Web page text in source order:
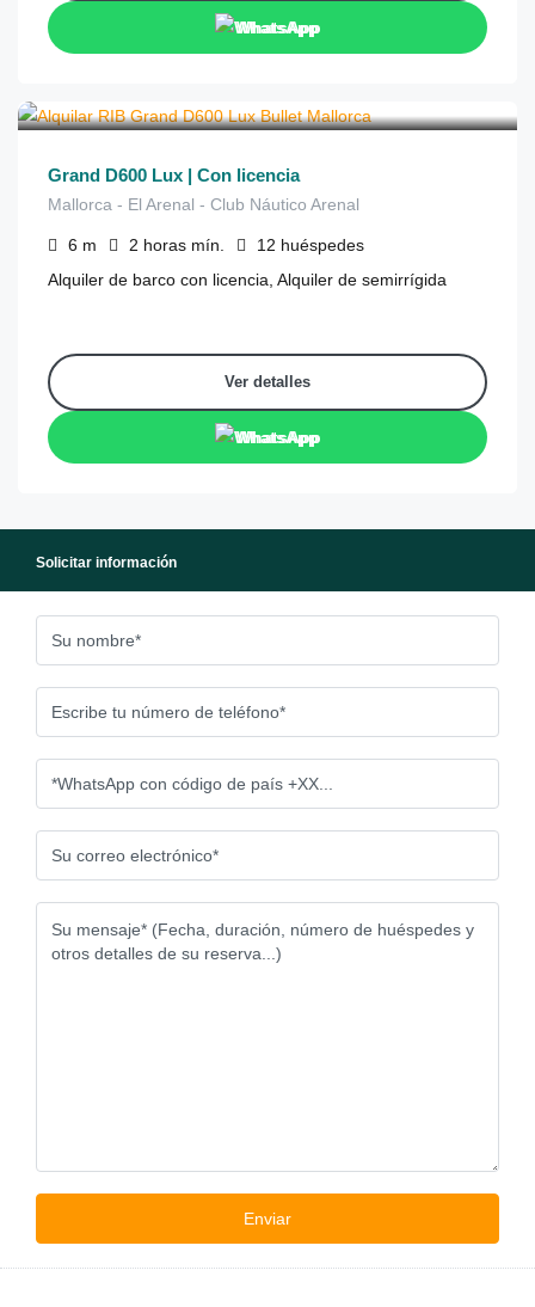
WhatsApp
Grand D600 Lux | Con licencia
Mallorca - El Arenal - Club Náutico Arenal
6 m 2 horas mín. 12 huéspedes
Alquiler de barco con licencia, Alquiler de semirrígida
Ver detalles
WhatsApp
Solicitar información